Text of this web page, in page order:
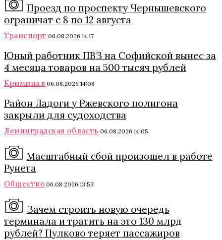
Проезд по проспекту Чернышевского
ограничат с 8 по 12 августа
Транспорт 06.08.2026 14:17
Юный работник ПВЗ на Софийской вынес за
4 месяца товаров на 500 тысяч рублей
Криминал 06.08.2026 14:08
Район Ладоги у Ржевского полигона
закрыли для судоходства
Ленинградская область 06.08.2026 14:05
Масштабный сбой произошел в работе
Рунета
Общество 06.08.2026 13:53
Зачем строить новую очередь
терминала и тратить на это 130 млрд
рублей? Пулково теряет пассажиров